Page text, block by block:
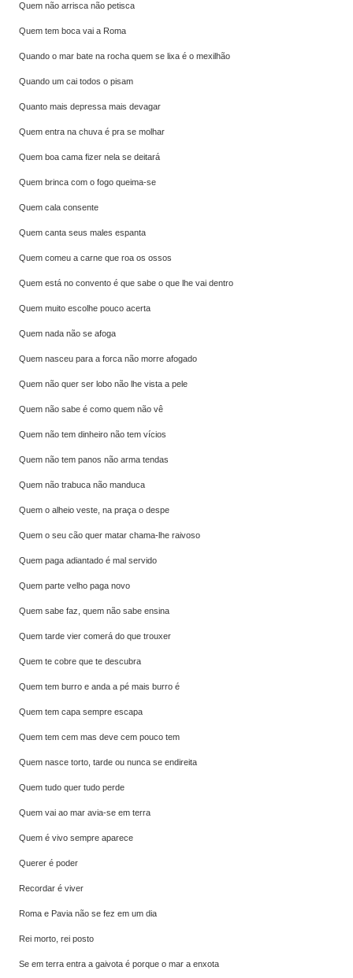
Quem não arrisca não petisca
Quem tem boca vai a Roma
Quando o mar bate na rocha quem se lixa é o mexilhão
Quando um cai todos o pisam
Quanto mais depressa mais devagar
Quem entra na chuva é pra se molhar
Quem boa cama fizer nela se deitará
Quem brinca com o fogo queima-se
Quem cala consente
Quem canta seus males espanta
Quem comeu a carne que roa os ossos
Quem está no convento é que sabe o que lhe vai dentro
Quem muito escolhe pouco acerta
Quem nada não se afoga
Quem nasceu para a forca não morre afogado
Quem não quer ser lobo não lhe vista a pele
Quem não sabe é como quem não vê
Quem não tem dinheiro não tem vícios
Quem não tem panos não arma tendas
Quem não trabuca não manduca
Quem o alheio veste, na praça o despe
Quem o seu cão quer matar chama-lhe raivoso
Quem paga adiantado é mal servido
Quem parte velho paga novo
Quem sabe faz, quem não sabe ensina
Quem tarde vier comerá do que trouxer
Quem te cobre que te descubra
Quem tem burro e anda a pé mais burro é
Quem tem capa sempre escapa
Quem tem cem mas deve cem pouco tem
Quem nasce torto, tarde ou nunca se endireita
Quem tudo quer tudo perde
Quem vai ao mar avia-se em terra
Quem é vivo sempre aparece
Querer é poder
Recordar é viver
Roma e Pavia não se fez em um dia
Rei morto, rei posto
Se em terra entra a gaivota é porque o mar a enxota